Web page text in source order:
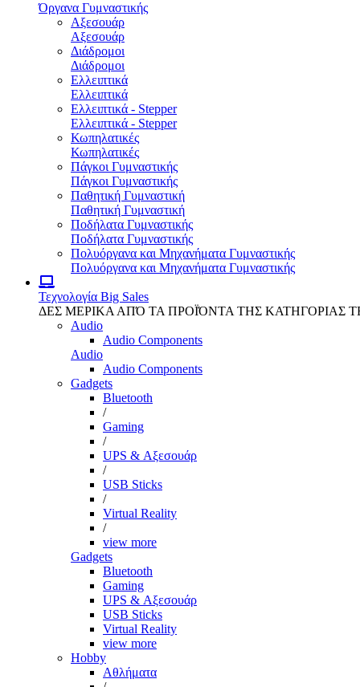
Όργανα Γυμναστικής
Αξεσουάρ
Αξεσουάρ
Διάδρομοι
Διάδρομοι
Ελλειπτικά
Ελλειπτικά
Ελλειπτικά - Stepper
Ελλειπτικά - Stepper
Κωπηλατικές
Κωπηλατικές
Πάγκοι Γυμναστικής
Πάγκοι Γυμναστικής
Παθητική Γυμναστική
Παθητική Γυμναστική
Ποδήλατα Γυμναστικής
Ποδήλατα Γυμναστικής
Πολυόργανα και Μηχανήματα Γυμναστικής
Πολυόργανα και Μηχανήματα Γυμναστικής
Τεχνολογία Big Sales
ΔΕΣ ΜΕΡΙΚΑ ΑΠΌ ΤΑ ΠΡΟΪΌΝΤΑ ΤΗΣ ΚΑΤΗΓΟΡΙΑΣ
Audio
Audio Components
Audio
Audio Components
Gadgets
Bluetooth
/
Gaming
/
UPS & Αξεσουάρ
/
USB Sticks
/
Virtual Reality
/
view more
Gadgets
Bluetooth
Gaming
UPS & Αξεσουάρ
USB Sticks
Virtual Reality
view more
Hobby
Αθλήματα